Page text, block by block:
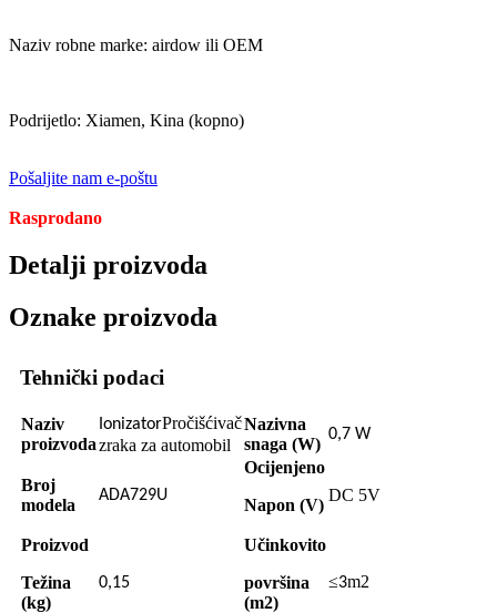
Naziv robne marke: airdow ili OEM
Podrijetlo: Xiamen, Kina (kopno)
Pošaljite nam e-poštu
Rasprodano
Detalji proizvoda
Oznake proizvoda
Tehnički podaci
Naziv
proizvoda
IonizatorPročišćivač
zraka za automobil
Nazivna
snaga (W) 0,7 W
Broj
modela
ADA729U
Ocijenjeno
Napon (V)
DC 5V
Proizvod
Težina
(kg)
0,15
Učinkovito
površina
(m2)
≤3m2